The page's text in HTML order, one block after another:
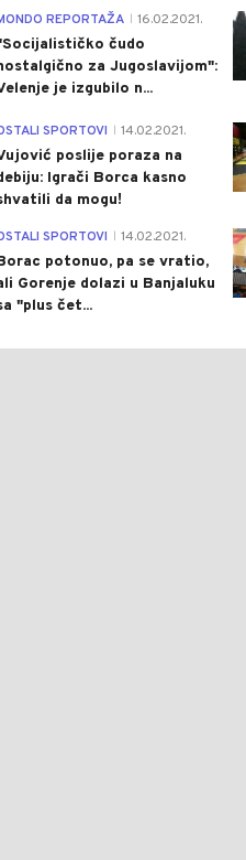
REPORTAŽA 16.02.2021.
čudo
za Jugoslavijom":
je izgubilo n...
SPORTOVI 14.02.2021.
poslije poraza na
Igrači Borca kasno
da mogu!
SPORTOVI 14.02.2021.
potonuo, pa se vratio,
Gorenje dolazi u Banjaluku
"plus čet...